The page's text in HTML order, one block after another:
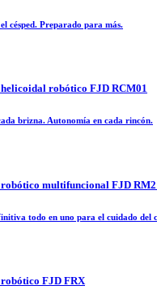
césped. Preparado para más.
helicoidal robótico FJD RCM01
brizna. Autonomía en cada rincón.
robótico multifuncional FJD
todo en uno para el cuidado del
FJD FRX